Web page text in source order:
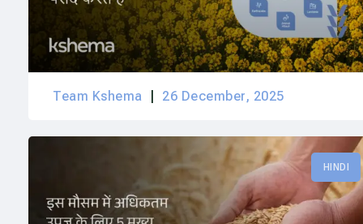
Team Kshema 26 December, 2025
HINDI